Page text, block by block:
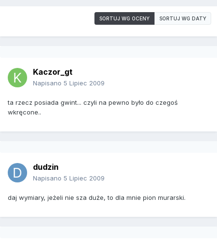
SORTUJ WG OCENY SORTUJ WG DATY
Kaczor_gt
Napisano 5 Lipiec 2009
ta rzecz posiada gwint... czyli na pewno było do czegoś
wkręcone..
dudzin
Napisano 5 Lipiec 2009
daj wymiary, jeżeli nie sza duże, to dla mnie pion murarski.